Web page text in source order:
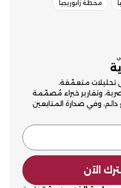
محطة زابوريجيا
تحليلات متعمّقة،
وتقارير خبراء مُصمّمة
وفي صدارة المتابعين
الآن